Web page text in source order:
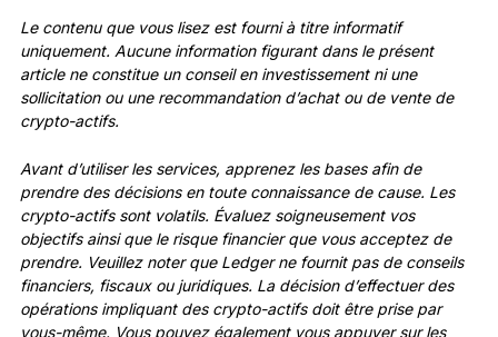
Le contenu que vous lisez est fourni à titre informatif
uniquement. Aucune information figurant dans le présent
article ne constitue un conseil en investissement ni une
sollicitation ou une recommandation d’achat ou de vente de
crypto-actifs.
Avant d’utiliser les services, apprenez les bases afin de
prendre des décisions en toute connaissance de cause. Les
crypto-actifs sont volatils. Évaluez soigneusement vos
objectifs ainsi que le risque financier que vous acceptez de
prendre. Veuillez noter que Ledger ne fournit pas de conseils
financiers, fiscaux ou juridiques. La décision d’effectuer des
opérations impliquant des crypto-actifs doit être prise par
vous-même. Vous pouvez également vous appuyer sur les